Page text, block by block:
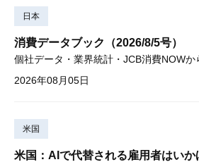
日本
消費データブック（2026/8/5号）
2026年08月05日
米国
米国：AIで代替される雇用者はいか